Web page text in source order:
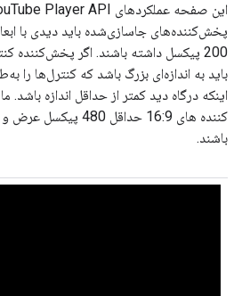
200 پیکسل داشته باشند. اگر پخش‌کننده
باید به اندازه‌ای بزرگ باشد که کنترل‌ها را
اینکه درگاه دید کمتر از حداقل اندازه
باشند.